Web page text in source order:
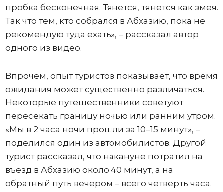
пробка бесконечная. Тянется, тянется как змея.
Так что тем, кто собрался в Абхазию, пока не
рекомендую туда ехать», – рассказал автор
одного из видео.
Впрочем, опыт туристов показывает, что время
ожидания может существенно различаться.
Некоторые путешественники советуют
пересекать границу ночью или ранним утром.
«Мы в 2 часа ночи прошли за 10–15 минут», –
поделился один из автомобилистов. Другой
турист рассказал, что накануне потратил на
въезд в Абхазию около 40 минут, а на
обратный путь вечером – всего четверть часа.